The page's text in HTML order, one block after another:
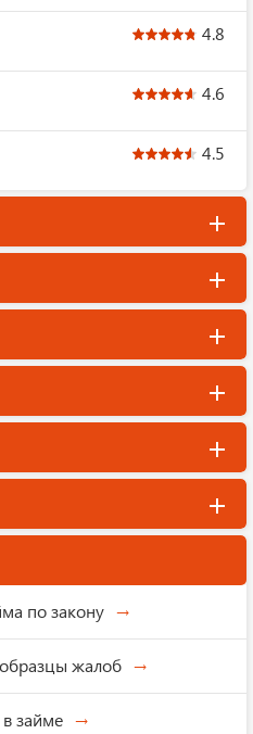
4.8
4.6
4.5
по закону
жалоб
займе